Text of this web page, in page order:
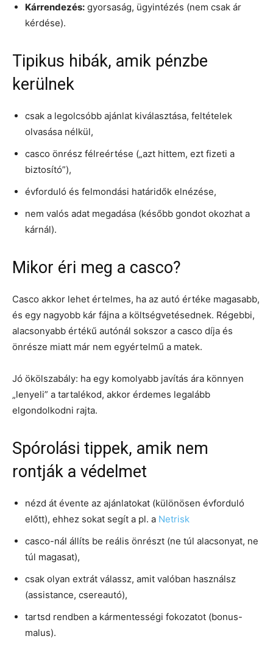
Kárrendezés: gyorsaság, ügyintézés (nem csak ár
kérdése).
Tipikus hibák, amik pénzbe
kerülnek
csak a legolcsóbb ajánlat kiválasztása, feltételek
olvasása nélkül,
casco önrész félreértése („azt hittem, ezt fizeti a
biztosító”),
évforduló és felmondási határidők elnézése,
nem valós adat megadása (később gondot okozhat a
kárnál).
Mikor éri meg a casco?
Casco akkor lehet értelmes, ha az autó értéke magasabb,
és egy nagyobb kár fájna a költségvetésednek. Régebbi,
alacsonyabb értékű autónál sokszor a casco díja és
önrésze miatt már nem egyértelmű a matek.
Jó ökölszabály: ha egy komolyabb javítás ára könnyen
„lenyeli” a tartalékod, akkor érdemes legalább
elgondolkodni rajta.
Spórolási tippek, amik nem
rontják a védelmet
nézd át évente az ajánlatokat (különösen évforduló
előtt), ehhez sokat segít a pl. a Netrisk
casco-nál állíts be reális önrészt (ne túl alacsonyat, ne
túl magasat),
csak olyan extrát válassz, amit valóban használsz
(assistance, csereautó),
tartsd rendben a kármentességi fokozatot (bonus-
malus).